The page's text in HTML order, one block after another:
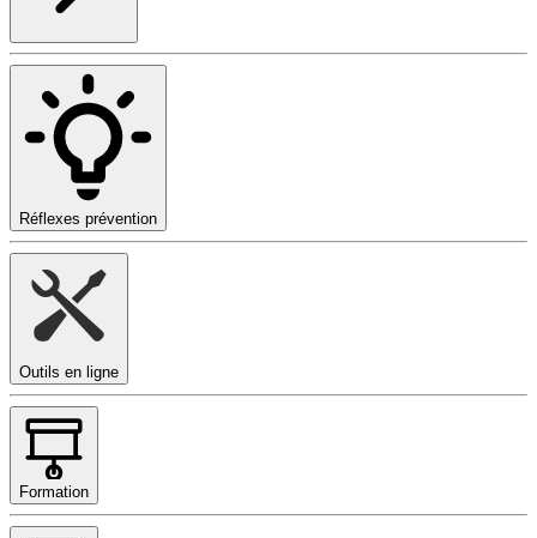
Réflexes prévention
Outils en ligne
Formation